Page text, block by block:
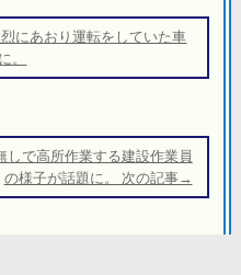
にあおり運転をしていた車
。
しで高所作業する建設作業員
の様子が話題に。 次の記事→